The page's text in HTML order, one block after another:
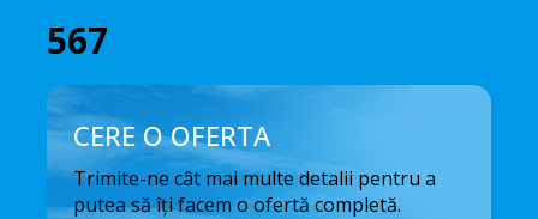
567
CERE O OFERTA
Trimite-ne cât mai multe detalii pentru a
putea să îți facem o ofertă completă.